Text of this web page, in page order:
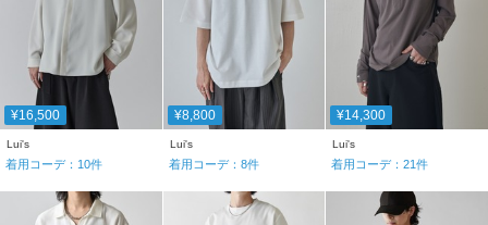
¥16,500
Lui's
着用コーデ： 10件
¥8,800
Lui's
着用コーデ： 8件
¥14,300
Lui's
着用コーデ：21件